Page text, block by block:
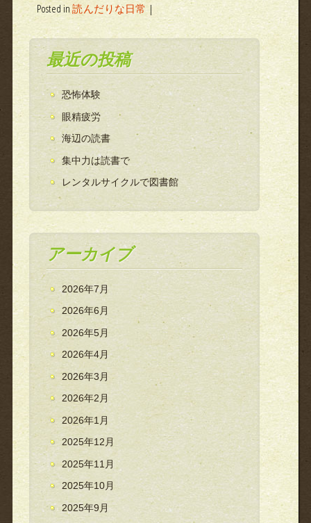
Posted in読んだりな日常 |
最近の投稿
恐怖体験
眼精疲労
海辺の読書
集中力は読書で
レンタルサイクルで図書館
アーカイブ
2026年7月
2026年6月
2026年5月
2026年4月
2026年3月
2026年2月
2026年1月
2025年12月
2025年11月
2025年10月
2025年9月